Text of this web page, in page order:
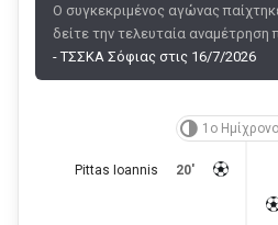
Ο συγκεκριμένος αγώνας
δείτε την τελευταία
- ΤΣΣΚΑ Σόφιας στις 16/7/2026
1ο Ημίχρονο
20'
Pittas Ioannis